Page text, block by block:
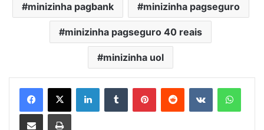
minizinha pagbank minizinha pagseguro
minizinha pagseguro 40 reais
minizinha uol
LinkedinTumblr PinterestReddit VK
Compartilhar via e-mail Imprimir